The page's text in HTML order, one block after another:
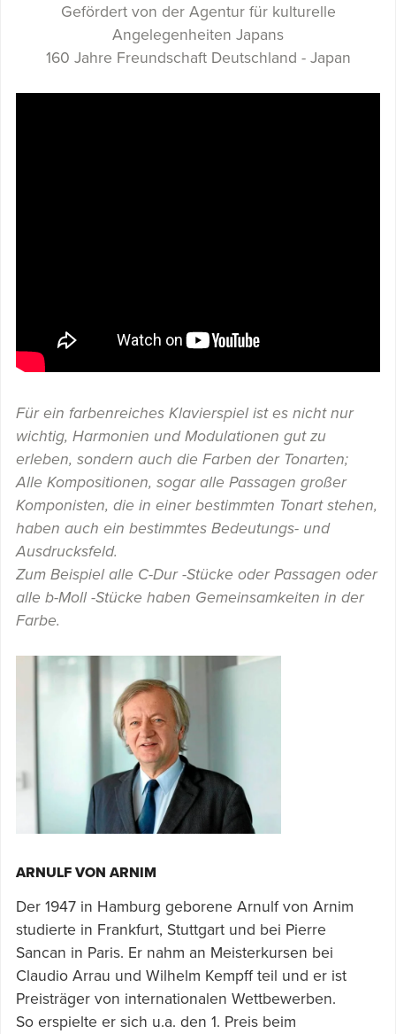
Gefördert von der Agentur für kulturelle
Angelegenheiten Japans
160 Jahre Freundschaft Deutschland - Japan
Für ein farbenreiches Klavierspiel ist es nicht nur
wichtig, Harmonien und Modulationen gut zu
erleben, sondern auch die Farben der Tonarten;
Alle Kompositionen, sogar alle Passagen großer
Komponisten, die in einer bestimmten Tonart stehen,
haben auch ein bestimmtes Bedeutungs- und
Ausdrucksfeld.
Zum Beispiel alle C-Dur -Stücke oder Passagen oder
alle b-Moll -Stücke haben Gemeinsamkeiten in der
Farbe.
ARNULF VON ARNIM
Der 1947 in Hamburg geborene Arnulf von Arnim
studierte in Frankfurt, Stuttgart und bei Pierre
Sancan in Paris. Er nahm an Meisterkursen bei
Claudio Arrau und Wilhelm Kempff teil und er ist
Preisträger von internationalen Wettbewerben.
So erspielte er sich u.a. den 1. Preis beim